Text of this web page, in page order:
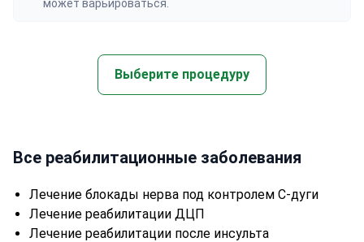
может варьироваться.
Выберите процедуру
Все реабилитационные заболевания
Лечение блокады нерва под контролем С-дуги
Лечение реабилитации ДЦП
Лечение реабилитации после инсульта